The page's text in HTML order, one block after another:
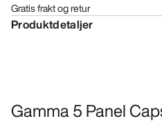
Gratis frakt og retur
Produktdetaljer
Gamma 5 Panel